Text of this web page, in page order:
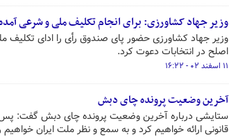
وزیر جهاد کشاورزی: برای انجام تکلیف ملی و شرعی
وزیر جهاد کشاورزی حضور پای صندوق رأی را ادای
اصلح در انتخابات دعوت کرد.
۱۱ اسفند ۰۲ - ۱۶:۲۲
آخرین وضعیت پرونده چای دبش
ستایشی درباره آخرین وضعیت پرونده چای دبش گفت: پس
قانونی ارائه خواهیم کرد و به سمع و نظر ملت ایران خواهیم